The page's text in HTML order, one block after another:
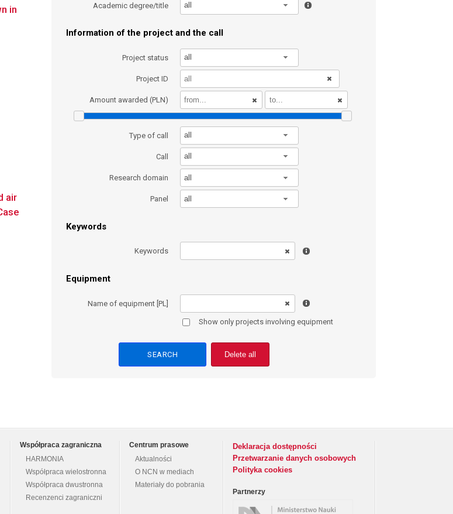
Academic degree/title all
Information of the project and the call
Project status all
Project ID
Amount awarded (PLN)
Type of call all
Call all
Research domain all
Panel all
Keywords
Keywords
Equipment
Name of equipment [PL]
Show only projects involving equipment
Delete all
in
air
Współpraca zagraniczna
HARMONIA
Współpraca wielostronna
Współpraca dwustronna
Recenzenci zagraniczni
Centrum prasowe
Aktualności
O NCN w mediach
Materiały do pobrania
Deklaracja dostępności
Przetwarzanie danych osobowych
Polityka cookies
Partnerzy